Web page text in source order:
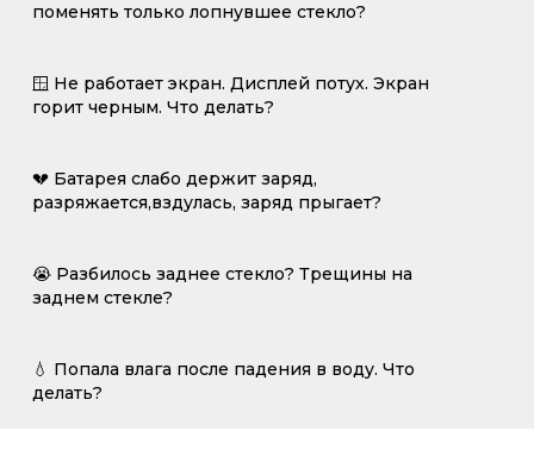
поменять только лопнувшее стекло?
🪟 Не работает экран. Дисплей потух. Экран
горит черным. Что делать?
💔 Батарея слабо держит заряд,
разряжается,вздулась, заряд прыгает?
😭 Разбилось заднее стекло? Трещины на
заднем стекле?
💧 Попала влага после падения в воду. Что
делать?